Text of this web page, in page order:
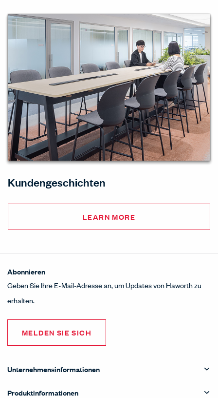
Kundengeschichten
LEARN MORE
Abonnieren
Geben Sie Ihre E-Mail-Adresse an, um Updates von Haworth zu
erhalten.
MELDEN SIE SICH
Unternehmensinformationen
Produktinformationen